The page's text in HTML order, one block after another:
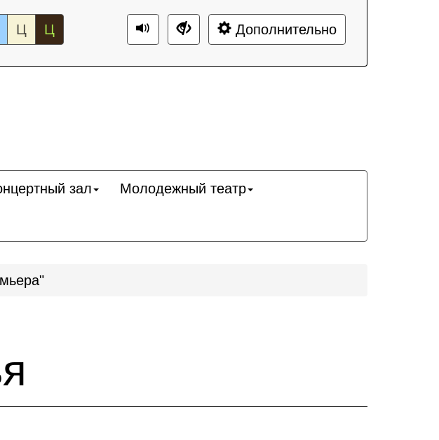
Ц Ц Дополнительно
зал Молодежный театр